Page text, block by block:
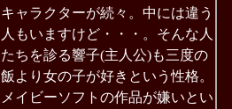
キャラクターが続々。中には違う
人もいますけど・・・。そんな人
たちを診る響子(主人公)も三度の
飯より女の子が好きという性格。
メイビーソフトの作品が嫌いとい